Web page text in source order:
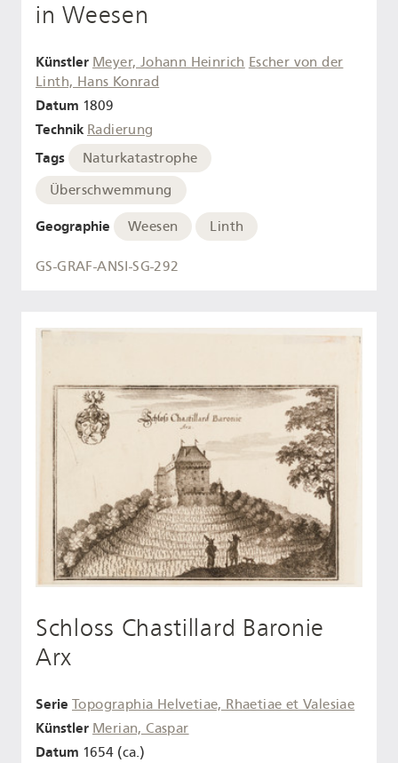
in Weesen
Künstler Meyer, Johann Heinrich Escher von der
Linth, Hans Konrad
Datum 1809
Technik Radierung
Tags
Naturkatastrophe
Überschwemmung
Geographie Weesen Linth
GS-GRAF-ANSI-SG-292
Schloss Chastillard Baronie
Arx
Serie Topographia Helvetiae, Rhaetiae et Valesiae
Künstler Merian, Caspar
Datum 1654 (ca.)